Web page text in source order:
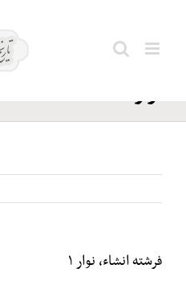
انشاء،
نوار ۱
فرشته انشاء، نوار ۱